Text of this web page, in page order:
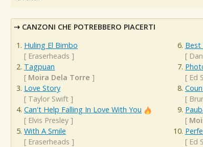
CANZONI CHE POTREBBERO PIACERTI
Huling El Bimbo
[ Eraserheads ]
Tagpuan
[ Moira Dela Torre ]
Love Story
[ Taylor Swift ]
Can't Help Falling In Love With You
[ Elvis Presley ]
With A Smile
[ Eraserheads ]
Best
[
[ Ed
[
[
[ Ed